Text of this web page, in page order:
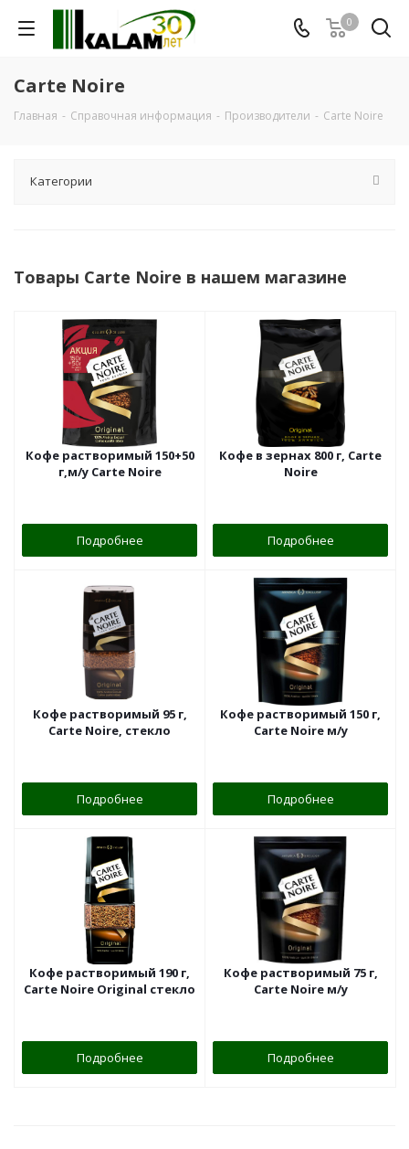
0
Carte Noire
Главная - Справочная информация - Производители - Carte Noire
Категории
Товары Carte Noire в нашем магазине
Кофе растворимый 150+50
г,м/у Carte Noire
Подробнее
Кофе в зернах 800 г, Carte
Noire
Подробнее
Кофе растворимый 95 г,
Carte Noire, стекло
Подробнее
Кофе растворимый 150 г,
Carte Noire м/у
Подробнее
Кофе растворимый 190 г,
Carte Noire Original стекло
Подробнее
Кофе растворимый 75 г,
Carte Noire м/у
Подробнее